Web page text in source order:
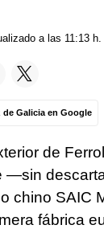
a las 11:13 h.
de Galicia en Google
de
—sin
chino SAIC
fábrica